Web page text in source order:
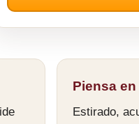
Piensa
Estirado,